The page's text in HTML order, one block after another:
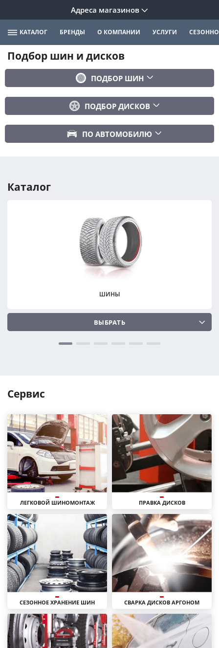
Адреса магазинов
КАТАЛОГ БРЕНДЫ О КОМПАНИИ УСЛУГИ
Подбор шин и дисков
ПОДБОР ШИН
Сбросить
ПОДБОР ДИСКОВ
ПОДОБРАТЬ
Сбросить
ПО АВТОМОБИЛЮ
Год авто
ПОДОБРАТЬ
Сбросить
Каталог
ШИНЫ
ВЫБРАТЬ
Сервис
ЛЕГКОВОЙ ШИНОМОНТАЖ ПРАВКА ДИСКОВ
СЕЗОННОЕ ХРАНЕНИЕ ШИН СВАРКА ДИСКОВ АРГОНОМ